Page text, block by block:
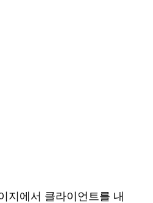
지에서 클라이언트를 내